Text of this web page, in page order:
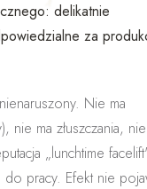
delikatnie
za
. Nie ma
nie ma złuszczania, nie
„lunchtime
pracy. Efekt nie